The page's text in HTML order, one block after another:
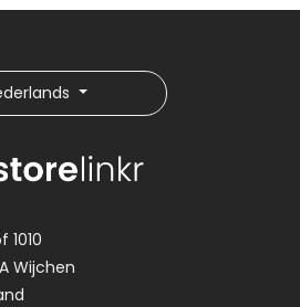
1010
Wijchen